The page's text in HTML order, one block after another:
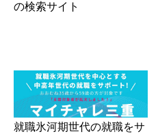
の検索サイト
就職氷河期世代の就職をサ